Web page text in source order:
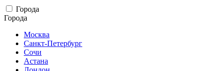
Города
Города
Москва
Санкт-Петербург
Сочи
Астана